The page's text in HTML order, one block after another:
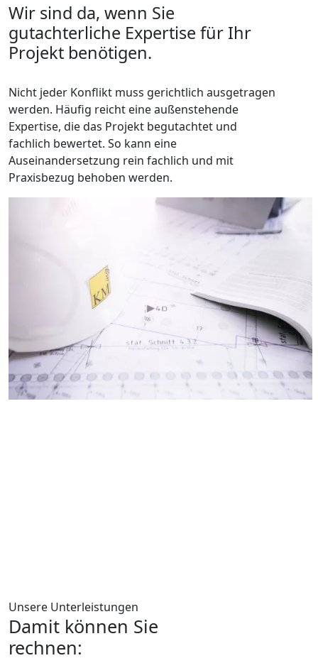
Wir sind da, wenn Sie
gutachterliche Expertise für Ihr
Projekt benötigen.
Nicht jeder Konflikt muss gerichtlich ausgetragen
werden. Häufig reicht eine außenstehende
Expertise, die das Projekt begutachtet und
fachlich bewertet. So kann eine
Auseinandersetzung rein fachlich und mit
Praxisbezug behoben werden.
Unsere Unterleistungen
Damit können Sie
rechnen: